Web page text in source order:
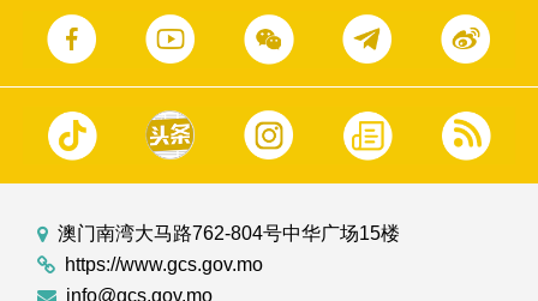
澳门南湾大马路762-804号中华广场15楼
https://www.gcs.gov.mo
info@gcs.gov.mo